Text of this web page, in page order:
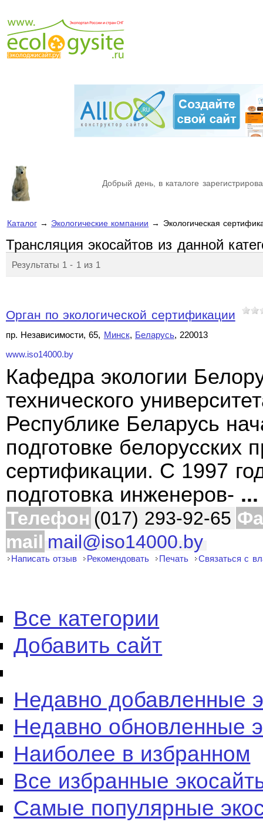
Добрый день, в каталоге
Каталог→ Экологические компании → Экологическая
Трансляция экосайтов из данной
Результаты 1 - 1 из 1
Орган по экологической сертификации
пр. Независимости, 65, Минск, Беларусь, 220013
www.iso14000.by
Кафедра экологии
технического
Республике Беларусь
подготовке белорусских
сертификации. С 1997
подготовка инженеров- ...
Телефон (017) 293-92-65
mail mail@iso14000.by
Написать отзыв Рекомендовать Печать Связаться с
Все категории
Добавить сайт
Недавно добавленные
Недавно обновленные
Наиболее в избранном
Все избранные
Самые популярные